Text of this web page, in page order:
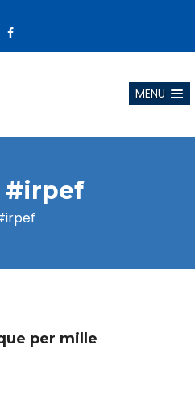
MENU
#irpef
per mille